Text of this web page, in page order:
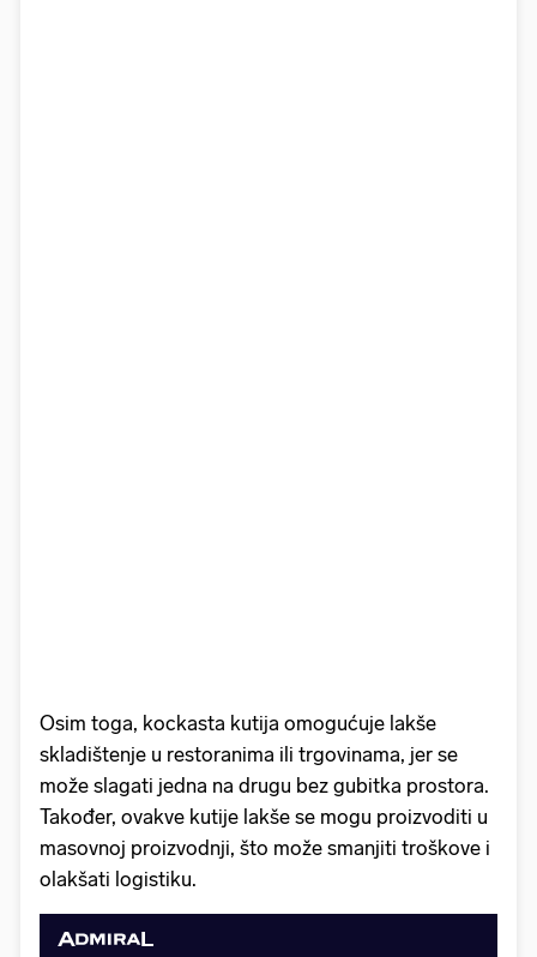
Osim toga, kockasta kutija omogućuje lakše
skladištenje u restoranima ili trgovinama, jer se
može slagati jedna na drugu bez gubitka prostora.
Također, ovakve kutije lakše se mogu proizvoditi u
masovnoj proizvodnji, što može smanjiti troškove i
olakšati logistiku.